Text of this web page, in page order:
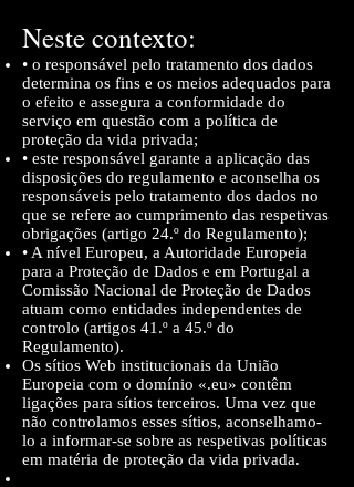
Neste contexto:
• o responsável pelo tratamento dos dados
determina os fins e os meios adequados para
o efeito e assegura a conformidade do
serviço em questão com a política de
proteção da vida privada;
• este responsável garante a aplicação das
disposições do regulamento e aconselha os
responsáveis pelo tratamento dos dados no
que se refere ao cumprimento das respetivas
obrigações (artigo 24.º do Regulamento);
• A nível Europeu, a Autoridade Europeia
para a Proteção de Dados e em Portugal a
Comissão Nacional de Proteção de Dados
atuam como entidades independentes de
controlo (artigos 41.º a 45.º do
Regulamento).
Os sítios Web institucionais da União
Europeia com o domínio «.eu» contêm
ligações para sítios terceiros. Uma vez que
não controlamos esses sítios, aconselhamo-
lo a informar-se sobre as respetivas políticas
em matéria de proteção da vida privada.